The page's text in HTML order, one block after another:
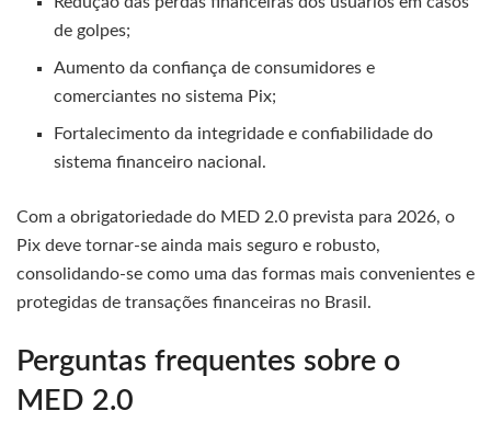
de golpes;
Aumento da confiança de consumidores e
comerciantes no sistema Pix;
Fortalecimento da integridade e confiabilidade do
sistema financeiro nacional.
Com a obrigatoriedade do MED 2.0 prevista para 2026, o
Pix deve tornar-se ainda mais seguro e robusto,
consolidando-se como uma das formas mais convenientes e
protegidas de transações financeiras no Brasil.
Perguntas frequentes sobre o
MED 2.0